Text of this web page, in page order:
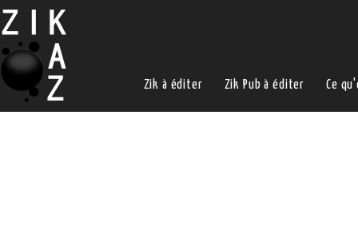
Ce
Zik Pub à éditer
Zik à éditer